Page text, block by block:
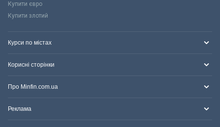
Купити євро
Купити злотий
Курси по містах
Корисні сторінки
Про Minfin.com.ua
Реклама